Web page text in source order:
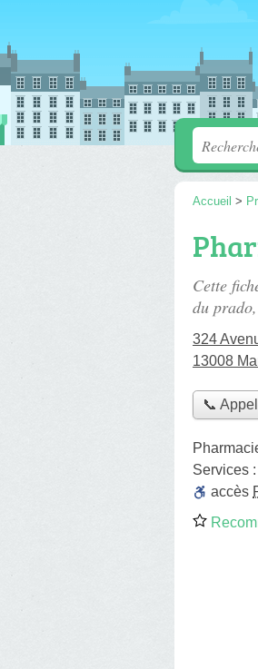
Accueil >
Cette
du prado
324
13008
📞
Services :
accès